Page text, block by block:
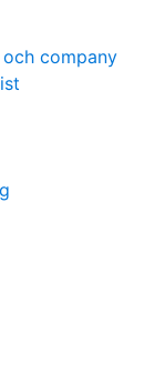
company